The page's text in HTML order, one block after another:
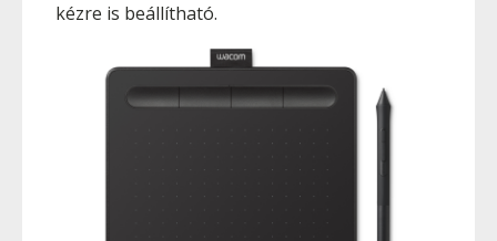
kézre is beállítható.